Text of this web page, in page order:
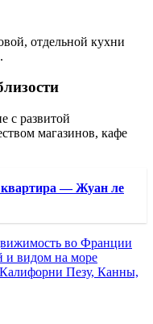
отдельной кухни
с развитой
магазинов, кафе
квартира — Жуан ле
во Франции
и видом на море
Пезу, Канны,